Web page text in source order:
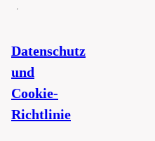
Datenschutz
und
Cookie-
Richtlinie